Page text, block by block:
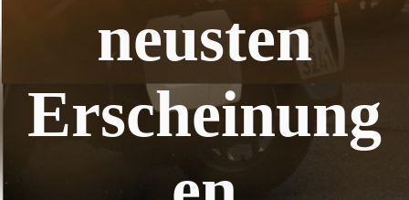
neusten
Erscheinung